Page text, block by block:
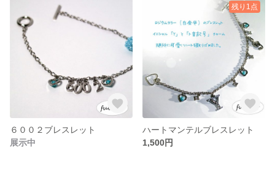
６００２ブレスレット
展示中
残り1点
ハートマンテルブレスレット
1,500円